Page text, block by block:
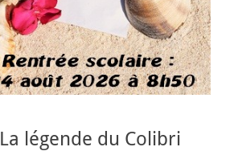
La légende du Colibri